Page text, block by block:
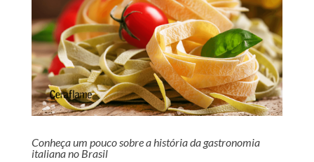
Conheça um pouco sobre a história da gastronomia
italiana no Brasil